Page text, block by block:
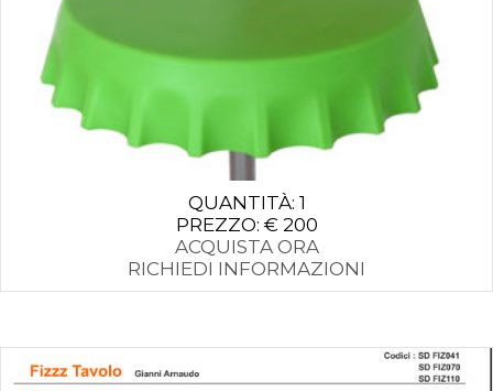
QUANTITÀ: 1
PREZZO: € 200
ACQUISTA ORA
RICHIEDI INFORMAZIONI